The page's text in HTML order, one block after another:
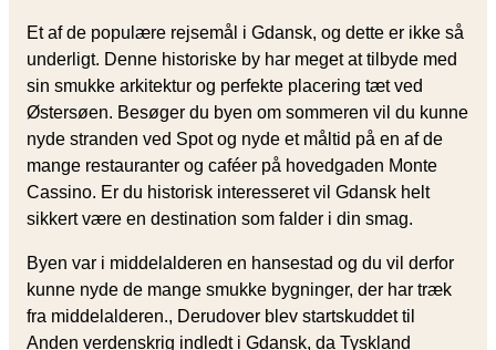
Et af de populære rejsemål i Gdansk, og dette er ikke så
underligt. Denne historiske by har meget at tilbyde med
sin smukke arkitektur og perfekte placering tæt ved
Østersøen. Besøger du byen om sommeren vil du kunne
nyde stranden ved Spot og nyde et måltid på en af de
mange restauranter og caféer på hovedgaden Monte
Cassino. Er du historisk interesseret vil Gdansk helt
sikkert være en destination som falder i din smag.
Byen var i middelalderen en hansestad og du vil derfor
kunne nyde de mange smukke bygninger, der har træk
fra middelalderen., Derudover blev startskuddet til
Anden verdenskrig indledt i Gdansk, da Tyskland